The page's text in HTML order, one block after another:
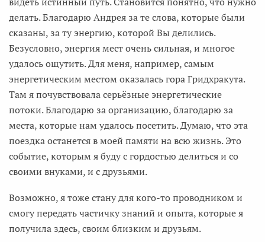
делать. Благодарю Андрея за те слова, которые были
сказаны, за ту энергию, которой Вы делились.
Безусловно, энергия мест очень сильная, и многое
удалось ощутить. Для меня, например, самым
энергетическим местом оказалась гора Гридхракута.
Там я почувствовала серьёзные энергетические
потоки. Благодарю за организацию, благодарю за
места, которые нам удалось посетить. Думаю, что эта
поездка останется в моей памяти на всю жизнь. Это
событие, которым я буду с гордостью делиться и со
своими внуками, и с друзьями.
Возможно, я тоже стану для кого-то проводником и
смогу передать частичку знаний и опыта, которые я
получила здесь, своим близким и друзьям.